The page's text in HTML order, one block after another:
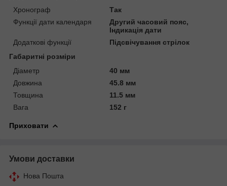
Хронограф
Так
Функції дати календаря
Другий часовий пояс,
Індикація дати
Додаткові функції
Підсвічування стрілок
Габаритні розміри
Діаметр
40 мм
Довжина
45.8 мм
Товщина
11.5 мм
Вага
152 г
Приховати
Умови доставки
Нова Пошта